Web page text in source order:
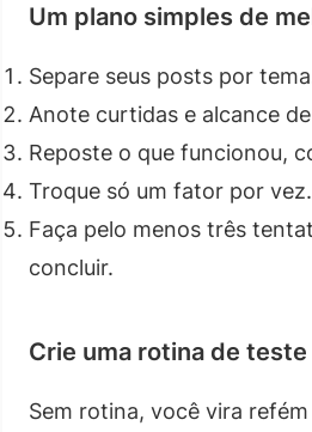
Um plano simples de
Separe seus posts por
Anote curtidas e alcance
Reposte o que funcionou,
Troque só um fator por vez.
Faça pelo menos três
concluir.
Crie uma rotina de teste
Sem rotina, você vira